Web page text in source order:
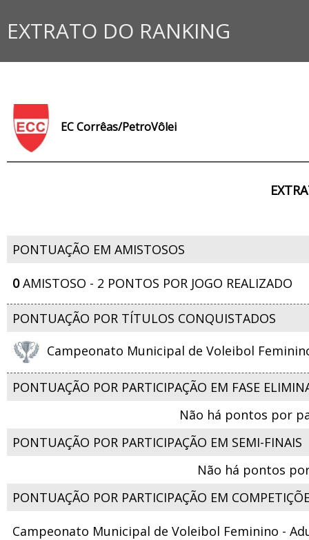
EXTRATO DO RANKING
EC Corrêas/PetroVôlei
PONTUAÇÃO EM AMISTOSOS
0AMISTOSO - 2 PONTOS POR JOGO REALIZADO
PONTUAÇÃO POR TÍTULOS CONQUISTADOS
Campeonato Municipal de Voleibol
PONTUAÇÃO POR PARTICIPAÇÃO EM FASE
Não há pontos por
PONTUAÇÃO POR PARTICIPAÇÃO EM SEMI-FINAIS
Não há pontos
PONTUAÇÃO POR PARTICIPAÇÃO EM
Campeonato Municipal de Voleibol Feminino -